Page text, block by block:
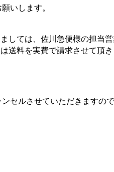
いします。
ては、佐川急便様の担当営
送料を実費で請求させて頂き
セルさせていただきますの